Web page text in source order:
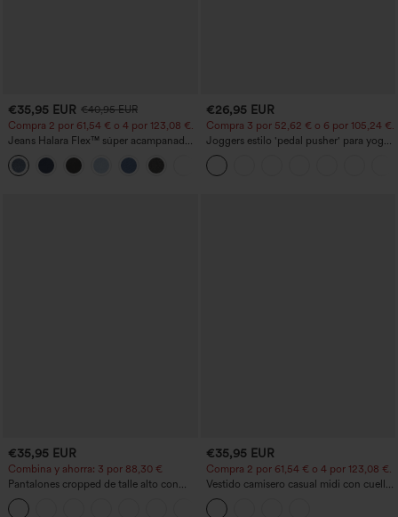
€35,95 EUR €40,95 EUR
Compra 2 por 61,54 € o 4 por 123,08 €.
Jeans Halara Flex™ súper acampanado
elástico lavado bolsillo cruzado tiro alto
€26,95 EUR
Compra 3 por 52,62 € o 6 por 105,24 €.
Joggers estilo 'pedal pusher' para yoga
de talle alto, fruncidos y jaspeados, con
bolsillos
€35,95 EUR
Combina y ahorra: 3 por 88,30 €
Pantalones cropped de talle alto con
bolsillos con cremallera y efecto lino
€35,95 EUR
Compra 2 por 61,54 € o 4 por 123,08 €.
Vestido camisero casual midi con cuello,
mangas casquillo, cinturón, dobladillo
curvo con abertura y bolsillos